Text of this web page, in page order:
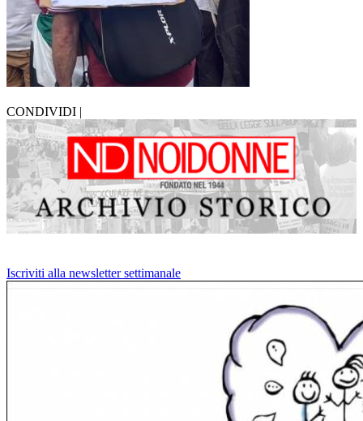
CONDIVIDI |
Iscriviti alla newsletter settimanale